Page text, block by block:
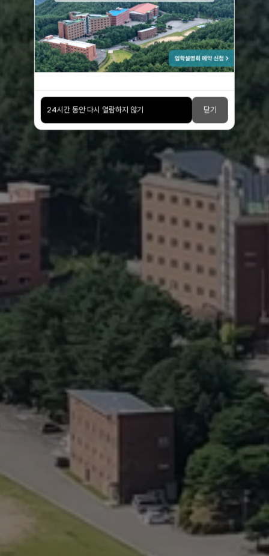
24시간 동안 다시 열람하지 않기 닫기
강한 마인드가 세상을 이끈다